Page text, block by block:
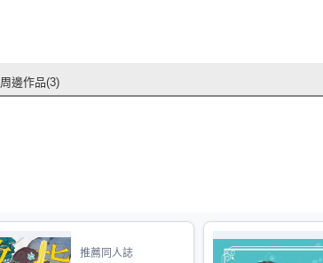
周邊作品(3)
推薦同人誌